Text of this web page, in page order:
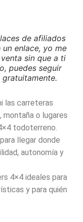
de afiliados
enlace, yo me
sin que a ti
puedes seguir
las carreteras
o lugares
todoterreno.
llegar donde
autonomía y
4×4 ideales para
y para quién